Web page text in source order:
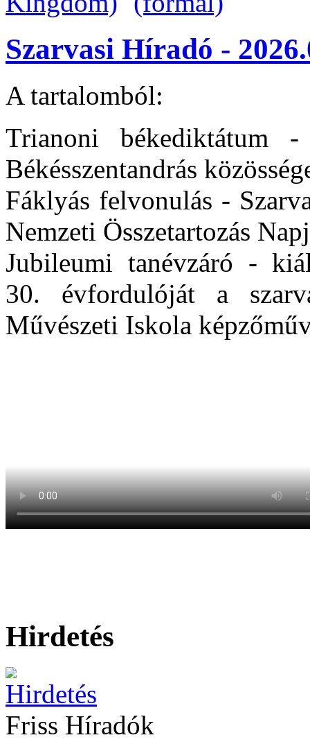
Szarvasi Híradó -
A tartalomból:
Trianoni békediktátum
Békésszentandrás
Fáklyás felvonulás -
Nemzeti Összetartozás
Jubileumi tanévzáró -
30. évfordulóját a
Művészeti Iskola
Hirdetés
Friss Híradók